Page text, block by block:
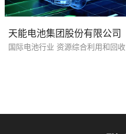
天能电池集团股份有限公司
国际电池行业 资源综合利用和回收